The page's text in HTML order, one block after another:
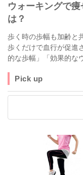
ウォーキングで
は？
歩く時の歩幅も加齢と
歩くだけで血行が促進
的な歩幅」「効果的な
Pick up